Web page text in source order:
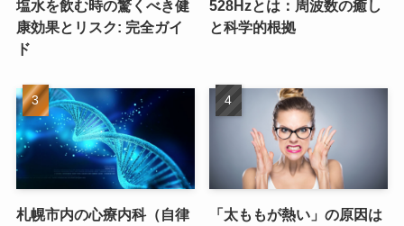
塩水を飲む時の驚くべき健
康効果とリスク: 完全ガイ
ド
528Hzとは：周波数の癒し
と科学的根拠
札幌市内の心療内科（自律
「太ももが熱い」の原因は